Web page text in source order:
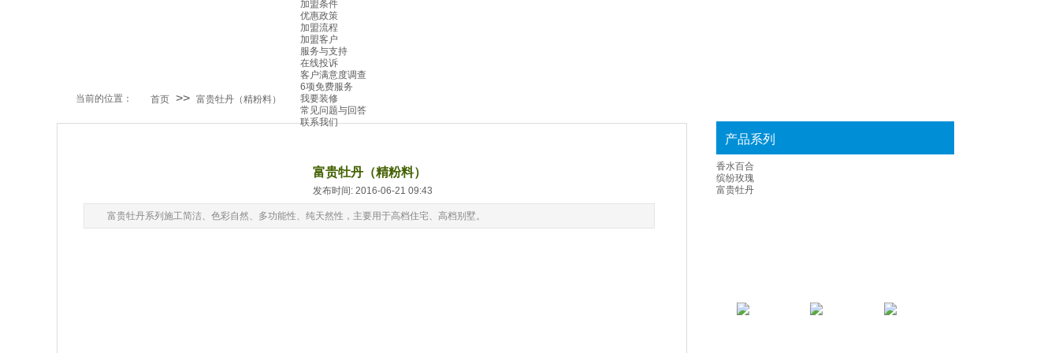
加盟条件
优惠政策
加盟流程
加盟客户
服务与支持
在线投诉
客户满意度调查
6项免费服务
我要装修
常见问题与回答
联系我们
当前的位置： 首页 >> 富贵牡丹（精粉料）
产品系列
富贵牡丹（精粉料）
发布时间: 2016-06-21 09:43
富贵牡丹系列施工简洁、色彩自然、多功能性、纯天然性，主要用于高档住宅、高档别墅。
香水百合
缤纷玫瑰
富贵牡丹